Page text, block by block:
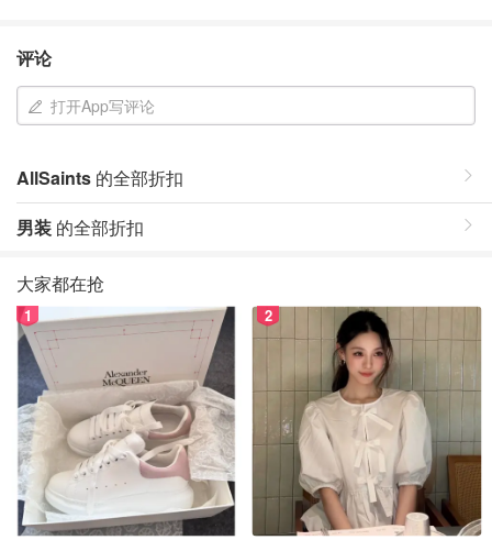
评论
打开App写评论
AllSaints 的全部折扣
男装 的全部折扣
大家都在抢
1 2